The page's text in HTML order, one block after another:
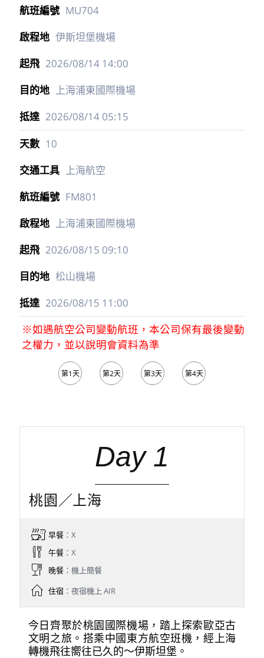
MU704
伊斯坦堡機場
2026/08/1414:00
上海浦東國際機場
2026/08/1405:15
10
上海航空
FM801
上海浦東國際機場
2026/08/15 09:10
松山機場
2026/08/15 11:00
※如遇航空公司變動航班，本公司保有最後變動
之權力，並以說明會資料為準
第1天 第2天 第3天 第4天
Day 1
桃園／上海
早餐：X
午餐：X
晚餐：機上簡餐
住宿：夜宿機上 AIR
今日齊聚於桃園國際機場，踏上探索歐亞古
文明之旅。搭乘中國東方航空班機，經上海
轉機飛往嚮往已久的～伊斯坦堡。